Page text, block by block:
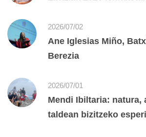
2026/07/02
Ane Iglesias Miño,
Berezia
2026/07/01
Mendi Ibiltaria: natura,
taldean bizitzeko